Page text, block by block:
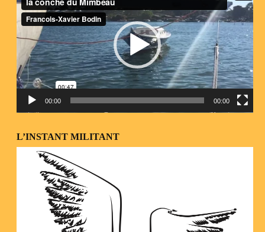
vidéo
00:00 00:00
L’INSTANT MILITANT